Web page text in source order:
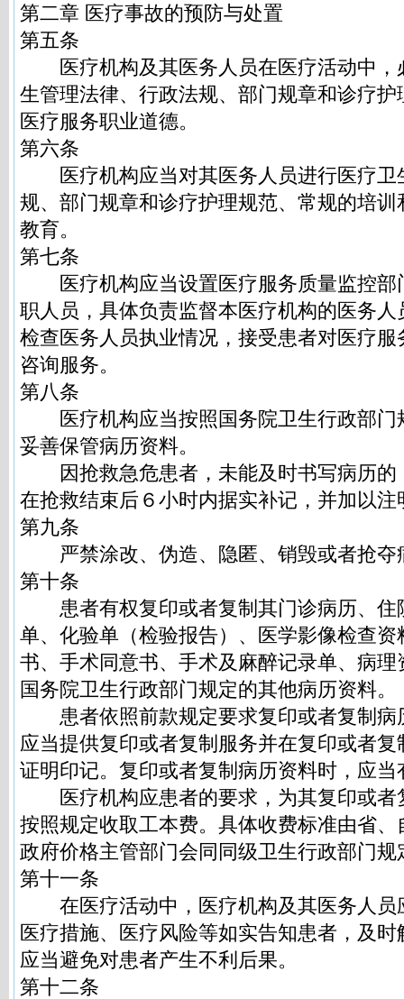
第二章 医疗事故的预防与处置
第五条
医疗机构及其医务人员在医疗活动中，
生管理法律、行政法规、部门规章和诊疗
医疗服务职业道德。
第六条
医疗机构应当对其医务人员进行医疗卫
规、部门规章和诊疗护理规范、常规的培
教育。
第七条
医疗机构应当设置医疗服务质量监控部
职人员，具体负责监督本医疗机构的医务
检查医务人员执业情况，接受患者对医疗
咨询服务。
第八条
医疗机构应当按照国务院卫生行政部门
妥善保管病历资料。
因抢救急危患者，未能及时书写病历的
在抢救结束后６小时内据实补记，并加以注
第九条
严禁涂改、伪造、隐匿、销毁或者抢夺
第十条
患者有权复印或者复制其门诊病历、住
单、化验单（检验报告）、医学影像检查
书、手术同意书、手术及麻醉记录单、病
国务院卫生行政部门规定的其他病历资料。
患者依照前款规定要求复印或者复制病
应当提供复印或者复制服务并在复印或者
证明印记。复印或者复制病历资料时，应当
医疗机构应患者的要求，为其复印或者
按照规定收取工本费。具体收费标准由省
政府价格主管部门会同同级卫生行政部门规
第十一条
在医疗活动中，医疗机构及其医务人员
医疗措施、医疗风险等如实告知患者，及
应当避免对患者产生不利后果。
第十二条